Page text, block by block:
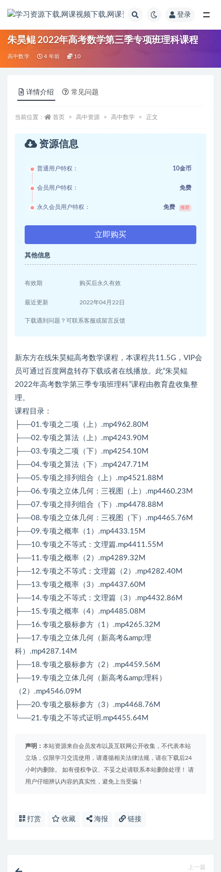
登录
朱昊鲲 2022年高考数学第三季专项班理科课程
高中数学 4 年前 10
详情介绍 常见问题
当前位置： 首页 高中资源 高中数学 正文
资源信息
普通用户特权： 10金币
会员用户特权： 免费
永久会员用户特权： 免费 推荐
立即购买
其他信息
有效期 购买后永久有效
最近更新 2022年04月22日
下载遇到问题？可联系客服或留言反馈
新东方在线朱昊鲲高考数学课程，本课程共11.5G，VIP会
员可通过百度网盘转存下载或者在线播放。此“朱昊鲲
2022年高考数学第三季专项班理科”课程由教育盘收集整
理。
课程目录：
├──01.专项之二项（上）.mp4962.80M
├──02.专项之算法（上）.mp4243.90M
├──03.专项之二项（下）.mp4254.10M
├──04.专项之算法（下）.mp4247.71M
├──05.专项之排列组合（上）.mp4521.88M
├──06.专项之立体几何：三视图（上）.mp4460.23M
├──07.专项之排列组合（下）.mp4478.88M
├──08.专项之立体几何：三视图（下）.mp4465.76M
├──09.专项之概率（1）.mp4433.15M
├──10.专项之不等式：文理篇.mp4411.55M
├──11.专项之概率（2）.mp4289.32M
├──12.专项之不等式：文理篇（2）.mp4282.40M
├──13.专项之概率（3）.mp4437.60M
├──14.专项之不等式：文理篇（3）.mp4432.86M
├──15.专项之概率（4）.mp4485.08M
├──16.专项之极标参方（1）.mp4265.32M
├──17.专项之立体几何（新高考&amp;理
科）.mp4287.14M
├──18.专项之极标参方（2）.mp4459.56M
├──19.专项之立体几何（新高考&amp;理科）
（2）.mp4546.09M
├──20.专项之极标参方（3）.mp4468.76M
└──21.专项之不等式证明.mp4455.64M
声明： 本站资源来自会员发布以及互联网公开收集，不代表本站
立场，仅限学习交流使用，请遵循相关法律法规，请在下载后24
小时内删除。 如有侵权争议、不妥之处请联系本站删除处理！ 请
用户仔细辨认内容的真实性，避免上当受骗！
打赏 收藏 海报 链接
上一篇